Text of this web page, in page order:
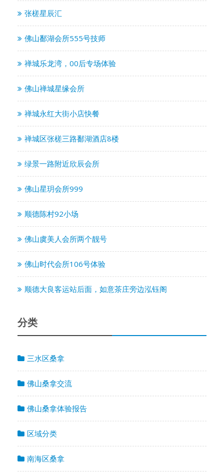
张槎星辰汇
佛山鄱湖会所555号技师
禅城乐龙湾，00后专场体验
佛山禅城星缘会所
禅城永红大街小店快餐
禅城区张槎三路鄱湖酒店8楼
绿景一路附近欣辰会所
佛山星玥会所999
顺德陈村92小场
佛山虞美人会所两个靓号
佛山时代会所106号体验
顺德大良客运站后面，如意茶庄旁边泓钰阁
分类
三水区桑拿
佛山桑拿交流
佛山桑拿体验报告
区域分类
南海区桑拿